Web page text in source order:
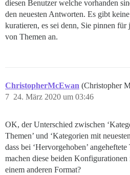
diesen Benutzer welche vorhanden
den neuesten Antworten. Es gibt
kuratieren, es sei denn, Sie pinnen
von Themen an.
ChristopherMcEwan (Christopher
24. März 2020 um 03:46
7
OK, der Unterschied zwischen
Themen’ und ‘Kategorien mit
dass bei ‘Hervorgehoben’
machen diese beiden
einem anderen Format?